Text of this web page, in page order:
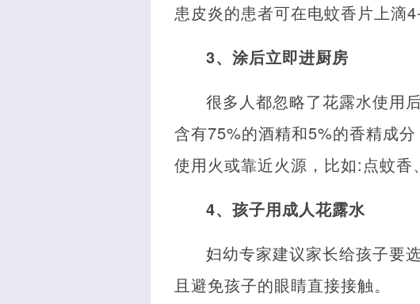
患皮炎的患者可在电蚊香片上滴
3、涂后立即进厨房
很多人都忽略了花露水使用
含有75%的酒精和5%的香精成
使用火或靠近火源，比如:点蚊香
4、孩子用成人花露水
妇幼专家建议家长给孩子要
且避免孩子的眼睛直接接触。